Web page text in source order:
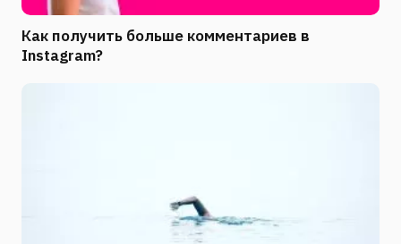
Как получить больше комментариев в
Instagram?